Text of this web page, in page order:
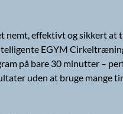
nemt, effektivt og sikkert at
EGYM
på bare 30 minutter –
uden at bruge mange